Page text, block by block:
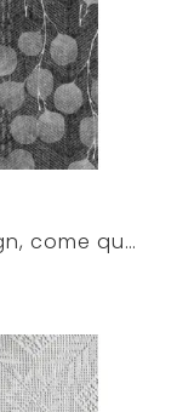
La Carta da parati vinilica design, come questa di Caos Creativo, è realizzata con materiali di qualità, al pari di tutti i vari elementi accessori ...